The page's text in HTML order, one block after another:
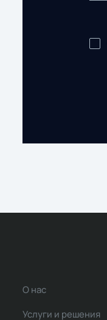
О нас
Услуги и решения